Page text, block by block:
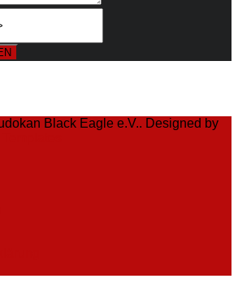
Black Eagle e.V.. Designed by